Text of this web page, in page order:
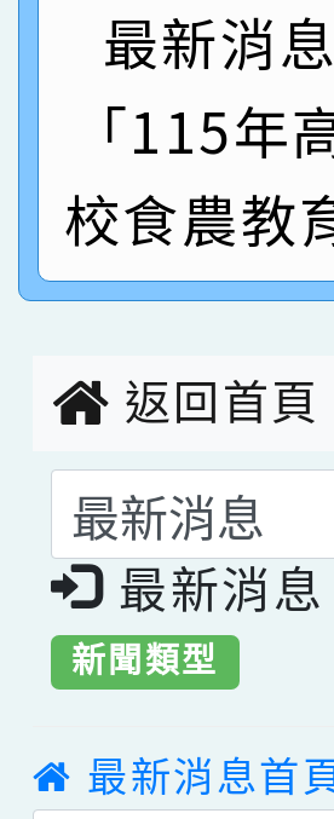
名
倩參加桃園
名 指導老
賀！本校四
園市英語競
指導老師林
賀！本校參
臺灣台語-第
市賽榮獲科
創客第三名
最新消
「115年
校食農教
返回首頁
選擇後頁
最新消息
新聞類型
最新消息首